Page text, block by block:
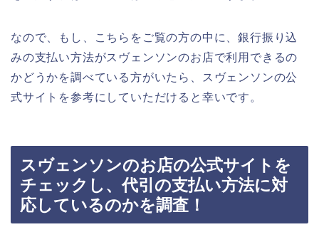
なので、もし、こちらをご覧の方の中に、銀行振り込
みの支払い方法がスヴェンソンのお店で利用できるの
かどうかを調べている方がいたら、スヴェンソンの公
式サイトを参考にしていただけると幸いです。
スヴェンソンのお店の公式サイトを
チェックし、代引の支払い方法に対
応しているのかを調査！